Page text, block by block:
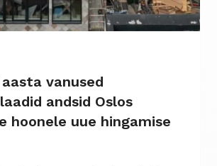
vanused
andsid Oslos
hoonele uue hingamise